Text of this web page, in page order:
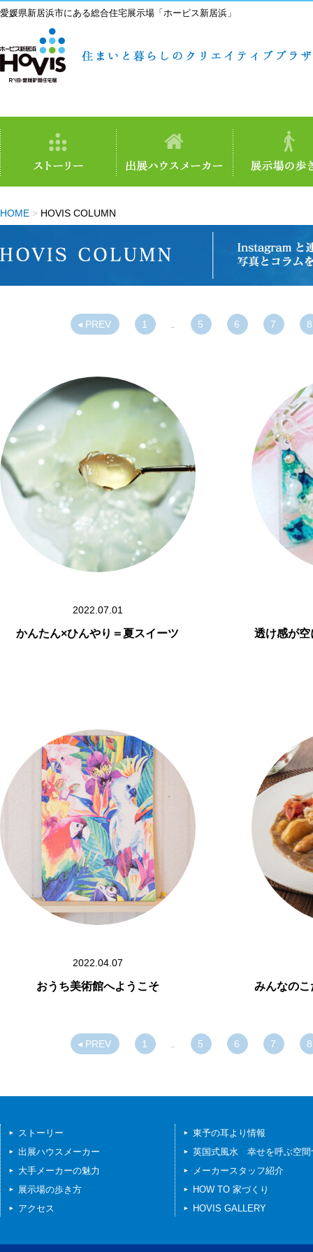
愛媛県新居浜市にある総合住宅展示場「ホービス新居浜」
HOME > HOVIS COLUMN
◂ PREV 1 5 6 7 8
2022.07.01
かんたん×ひんやり＝夏スイーツ 透け感が
2022.04.07
おうち美術館へようこそ みんなの
◂ PREV 1 5 6 7 8
ストーリー
出展ハウスメーカー
大手メーカーの魅力
展示場の歩き方
アクセス
東予の耳より情報
英国式風水 幸せを呼ぶ空間
メーカースタッフ紹介
HOW TO 家づくり
HOVIS GALLERY